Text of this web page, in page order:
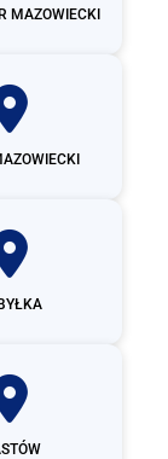
MAZOWIECKI